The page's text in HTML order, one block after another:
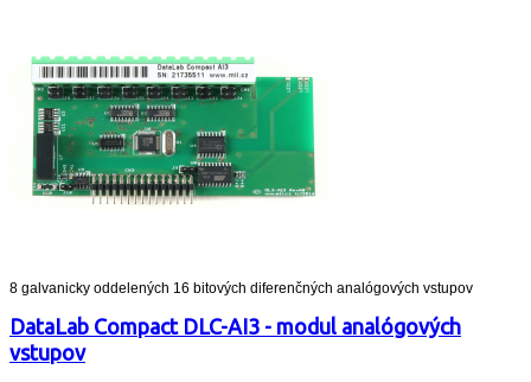
8 galvanicky oddelených 16 bitových diferenčných analógových vstupov
DataLab Compact DLC-AI3 - modul analógových
vstupov